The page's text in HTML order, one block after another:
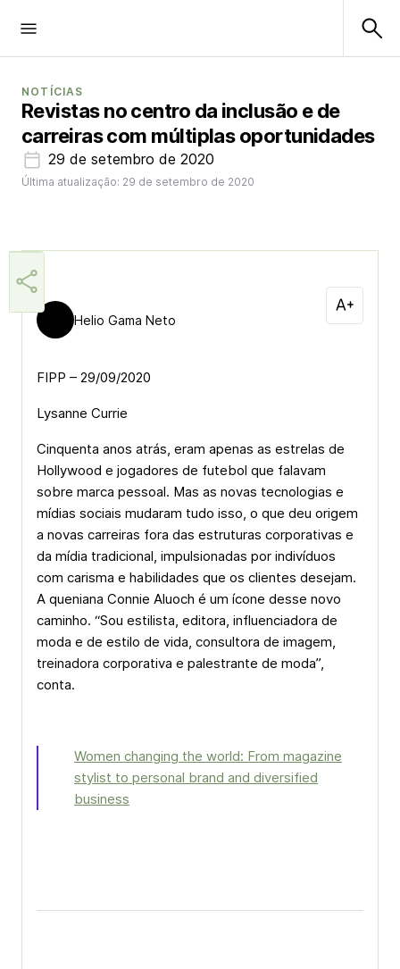
NOTÍCIAS
Revistas no centro da inclusão e de
carreiras com múltiplas oportunidades
29 de setembro de 2020
Última atualização: 29 de setembro de 2020
Helio Gama Neto
FIPP – 29/09/2020
Lysanne Currie
Cinquenta anos atrás, eram apenas as estrelas de
Hollywood e jogadores de futebol que falavam
sobre marca pessoal. Mas as novas tecnologias e
mídias sociais mudaram tudo isso, o que deu origem
a novas carreiras fora das estruturas corporativas e
da mídia tradicional, impulsionadas por indivíduos
com carisma e habilidades que os clientes desejam.
A queniana Connie Aluoch é um ícone desse novo
caminho. “Sou estilista, editora, influenciadora de
moda e de estilo de vida, consultora de imagem,
treinadora corporativa e palestrante de moda”,
conta.
Women changing the world: From magazine
stylist to personal brand and diversified
business